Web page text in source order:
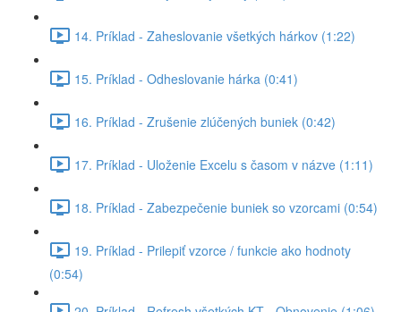
14. Príklad - Zaheslovanie všetkých hárkov (1:22)
15. Príklad - Odheslovanie hárka (0:41)
16. Príklad - Zrušenie zlúčených buniek (0:42)
17. Príklad - Uloženie Excelu s časom v názve (1:11)
18. Príklad - Zabezpečenie buniek so vzorcami (0:54)
19. Príklad - Prilepiť vzorce / funkcie ako hodnoty
(0:54)